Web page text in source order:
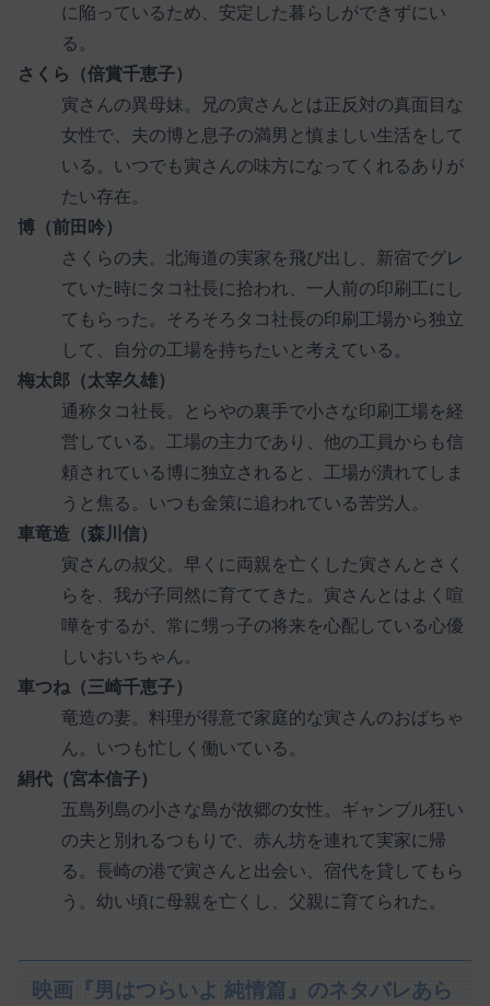
に陥っているため、安定した暮らしができずにい
る。
さくら（倍賞千恵子）
寅さんの異母妹。兄の寅さんとは正反対の真面目な
女性で、夫の博と息子の満男と慎ましい生活をして
いる。いつでも寅さんの味方になってくれるありが
たい存在。
博（前田吟）
さくらの夫。北海道の実家を飛び出し、新宿でグレ
ていた時にタコ社長に拾われ、一人前の印刷工にし
てもらった。そろそろタコ社長の印刷工場から独立
して、自分の工場を持ちたいと考えている。
梅太郎（太宰久雄）
通称タコ社長。とらやの裏手で小さな印刷工場を経
営している。工場の主力であり、他の工員からも信
頼されている博に独立されると、工場が潰れてしま
うと焦る。いつも金策に追われている苦労人。
車竜造（森川信）
寅さんの叔父。早くに両親を亡くした寅さんとさく
らを、我が子同然に育ててきた。寅さんとはよく喧
嘩をするが、常に甥っ子の将来を心配している心優
しいおいちゃん。
車つね（三崎千恵子）
竜造の妻。料理が得意で家庭的な寅さんのおばちゃ
ん。いつも忙しく働いている。
絹代（宮本信子）
五島列島の小さな島が故郷の女性。ギャンブル狂い
の夫と別れるつもりで、赤ん坊を連れて実家に帰
る。長崎の港で寅さんと出会い、宿代を貸してもら
う。幼い頃に母親を亡くし、父親に育てられた。
映画『男はつらいよ 純情篇』のネタバレあら